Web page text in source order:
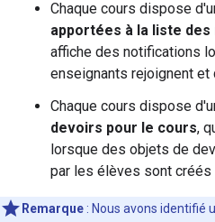
Chaque cours dispose
apportées à la liste
affiche des notifications
enseignants rejoignent et
Chaque cours dispose
devoirs pour le cours,
lorsque des objets de
par les élèves sont
Remarque : Nous avons identifié